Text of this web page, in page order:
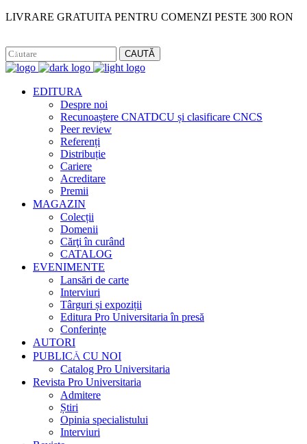
LIVRARE GRATUITA PENTRU COMENZI PESTE 300 RON
CAUTĂ
EDITURA
Despre noi
Recunoaștere CNATDCU și clasificare CNCS
Peer review
Referenți
Distribuție
Cariere
Acreditare
Premii
MAGAZIN
Colecții
Domenii
Cărţi în curând
CATALOG
EVENIMENTE
Lansări de carte
Interviuri
Târguri și expoziții
Editura Pro Universitaria în presă
Conferințe
AUTORI
PUBLICĂ CU NOI
Catalog Pro Universitaria
Revista Pro Universitaria
Admitere
Știri
Opinia specialistului
Interviuri